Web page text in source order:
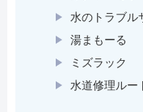
水のトラブル
湯まもーる
ミズラック
水道修理ルー